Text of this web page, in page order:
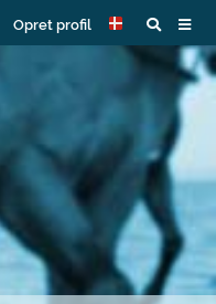
Opret profil